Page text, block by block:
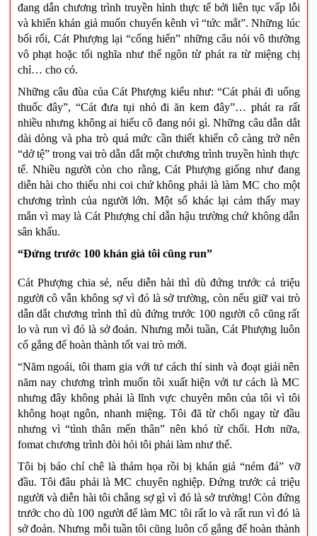
đang dẫn chương trình truyền hình thực tế bởi liên tục vấp lỗi
và khiến khán giả muốn chuyển kênh vì “tức mắt”. Những lúc
bối rối, Cát Phượng lại “cống hiến” những câu nói vô thưởng
vô phạt hoặc tối nghĩa như thể ngôn từ phát ra từ miệng chị
chỉ… cho có.
Những câu đùa của Cát Phượng kiểu như: “Cát phải đi uống
thuốc đây”, “Cát đưa tụi nhỏ đi ăn kem đây”… phát ra rất
nhiều nhưng không ai hiểu cô đang nói gì. Những câu dẫn dắt
dài dòng và pha trò quá mức cần thiết khiến cô càng trở nên
“dở tệ” trong vai trò dẫn dắt một chương trình truyền hình thực
tế. Nhiều người còn cho rằng, Cát Phượng giống như đang
diễn hài cho thiếu nhi coi chứ không phải là làm MC cho một
chương trình của người lớn. Một số khác lại cảm thấy may
mắn vì may là Cát Phượng chỉ dẫn hậu trường chứ không dẫn
sân khấu.
“Đứng trước 100 khán giả tôi cũng run”
Cát Phượng chia sẻ, nếu diễn hài thì dù đứng trước cả triệu
người cô vẫn không sợ vì đó là sở trường, còn nếu giữ vai trò
dẫn dắt chương trình thì dù đứng trước 100 người cô cũng rất
lo và run vì đó là sở đoản. Nhưng mỗi tuần, Cát Phượng luôn
cố gắng để hoàn thành tốt vai trò mới.
“Năm ngoái, tôi tham gia với tư cách thí sinh và đoạt giải nên
năm nay chương trình muốn tôi xuất hiện với tư cách là MC
nhưng đây không phải là lĩnh vực chuyên môn của tôi vì tôi
không hoạt ngôn, nhanh miệng. Tôi đã từ chối ngay từ đầu
nhưng vì “tình thân mến thân” nên khó từ chối. Hơn nữa,
fomat chương trình đòi hỏi tôi phải làm như thế.
Tôi bị báo chí chê là thảm họa rồi bị khán giả “ném đá” vỡ
đầu. Tôi đâu phải là MC chuyên nghiệp. Đứng trước cả triệu
người và diễn hài tôi chẳng sợ gì vì đó là sở trường! Còn đứng
trước cho dù 100 người để làm MC tôi rất lo và rất run vì đó là
sở đoản. Nhưng mỗi tuần tôi cũng luôn cố gắng để hoàn thành